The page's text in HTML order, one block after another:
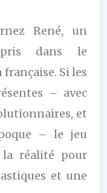
René, un
pris dans le
Si les
– avec
et
– le jeu
la réalité pour
et une